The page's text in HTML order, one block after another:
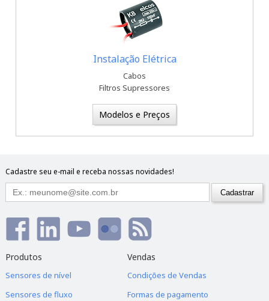
Instalação Elétrica
Cabos
Filtros Supressores
Modelos e Preços
Cadastre seu e-mail e receba nossas novidades!
Produtos
Sensores de nível
Sensores de fluxo
Vendas
Condições de Vendas
Formas de pagamento